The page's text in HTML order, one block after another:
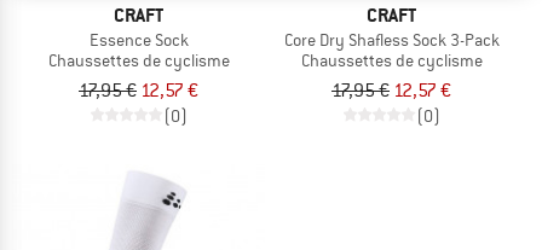
CRAFT
Essence Sock
Chaussettes de cyclisme
17,95 € 12,57 €
(0)
CRAFT
Core Dry Shafless Sock 3-Pack
Chaussettes de cyclisme
17,95 € 12,57 €
(0)